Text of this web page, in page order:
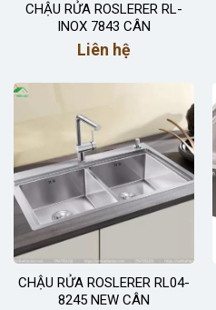
CHẬU RỬA ROSLERER RL-
INOX 7843 CÂN
Liên hệ
CHẬU RỬA ROSLERER RL04-
8245 NEW CÂN